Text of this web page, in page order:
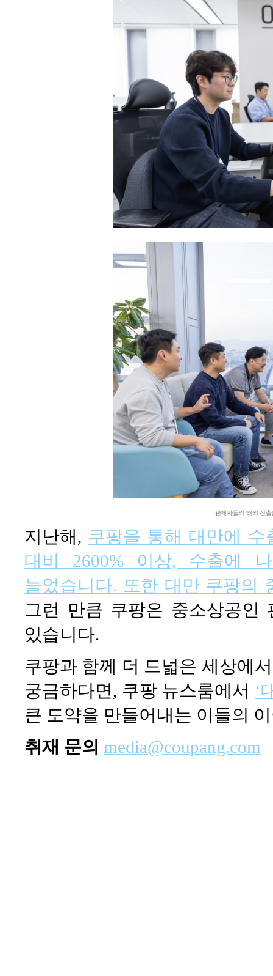
판매자들의 해외 진
지난해, 쿠팡을 통해 대만에
대비 2600% 이상, 수출에
늘었습니다. 또한 대만 쿠팡의
그런 만큼 쿠팡은 중소상공인
있습니다.
쿠팡과 함께 더 드넓은 세상에
궁금하다면, 쿠팡 뉴스룸에서 ‘
큰 도약을 만들어내는 이들의
취재 문의 media@coupang.com